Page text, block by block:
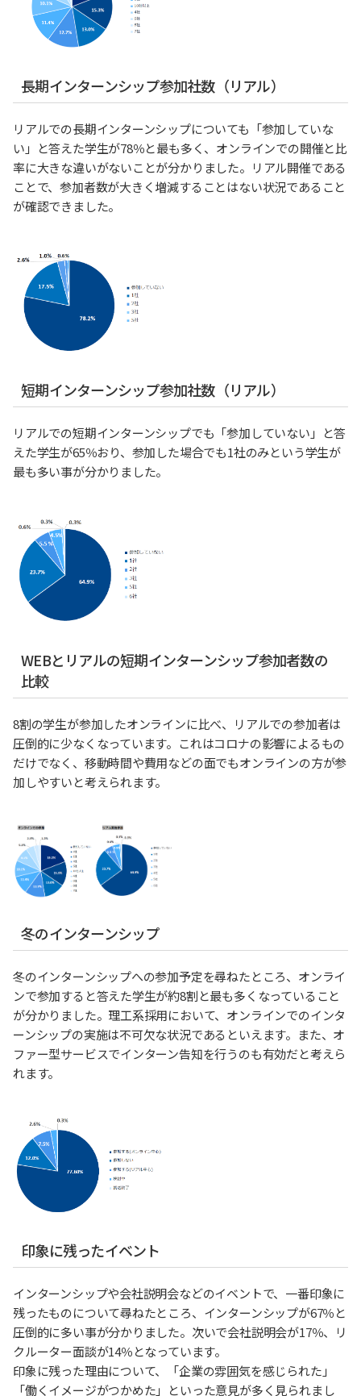
長期インターンシップ参加社数（リアル）
リアルでの長期インターンシップについても「参加していな
い」と答えた学生が78％と最も多く、オンラインでの開催と比
率に大きな違いがないことが分かりました。リアル開催である
ことで、参加者数が大きく増減することはない状況であること
が確認できました。
短期インターンシップ参加社数（リアル）
リアルでの短期インターンシップでも「参加していない」と答
えた学生が65％おり、参加した場合でも1社のみという学生が
最も多い事が分かりました。
WEBとリアルの短期インターンシップ参加者数の
比較
8割の学生が参加したオンラインに比べ、リアルでの参加者は
圧倒的に少なくなっています。これはコロナの影響によるもの
だけでなく、移動時間や費用などの面でもオンラインの方が参
加しやすいと考えられます。
冬のインターンシップ
冬のインターンシップへの参加予定を尋ねたところ、オンライ
ンで参加すると答えた学生が約8割と最も多くなっていること
が分かりました。理工系採用において、オンラインでのインタ
ーンシップの実施は不可欠な状況であるといえます。また、オ
ファー型サービスでインターン告知を行うのも有効だと考えら
れます。
印象に残ったイベント
インターンシップや会社説明会などのイベントで、一番印象に
残ったものについて尋ねたところ、インターンシップが67％と
圧倒的に多い事が分かりました。次いで会社説明会が17％、リ
クルーター面談が14％となっています。
印象に残った理由について、「企業の雰囲気を感じられた」
「働くイメージがつかめた」といった意見が多く見られまし